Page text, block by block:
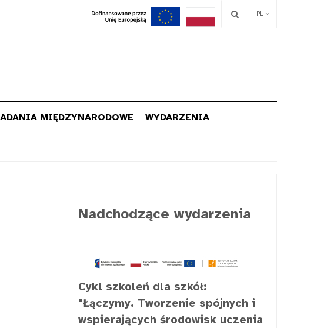
PL
MIĘDZYNARODOWE WYDARZENIA
Nadchodzące wydarzenia
Cykl szkoleń dla szkół:
"Łączymy. Tworzenie spójnych i
wspierających środowisk uczenia